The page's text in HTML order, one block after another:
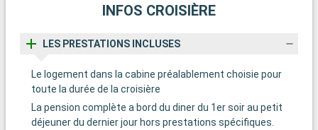
INFOS CROISIÈRE
LES PRESTATIONS INCLUSES
Le logement dans la cabine préalablement choisie pour
toute la durée de la croisière
La pension complète a bord du diner du 1er soir au petit
déjeuner du dernier jour hors prestations spécifiques.